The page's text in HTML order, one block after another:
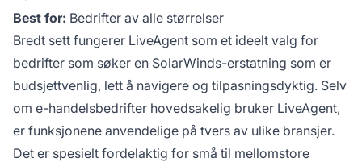
Best for: Bedrifter av alle størrelser
Bredt sett fungerer LiveAgent som et ideelt valg for
bedrifter som søker en SolarWinds-erstatning som er
budsjettvenlig, lett å navigere og tilpasningsdyktig. Selv
om e-handelsbedrifter hovedsakelig bruker LiveAgent,
er funksjonene anvendelige på tvers av ulike bransjer.
Det er spesielt fordelaktig for små til mellomstore